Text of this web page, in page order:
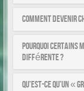
Comment devenir
Pourquoi certains
différente ?
Qu’est-ce qu’un «